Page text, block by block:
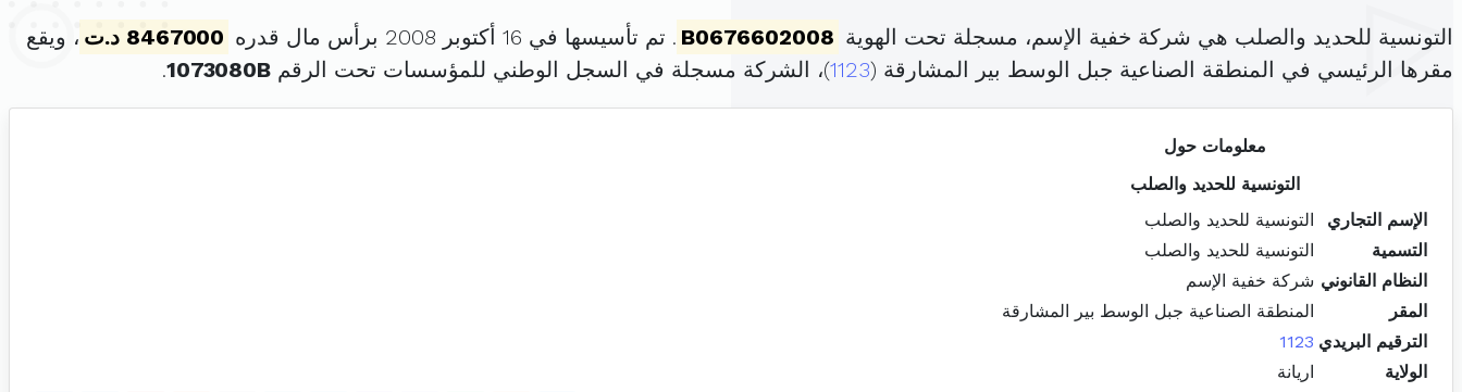
التونسية للحديد والصلب هي شركة خفية الإسم، مسجلة تحت الهوية B0676602008 . تم تأسيسها في 16 أكتوبر 2008 برأس مال قدره 8467000 د.ت
، ويقع
مقرها الرئيسي في المنطقة الصناعية جبل الوسط بير المشارقة (1123)، الشركة مسجلة في السجل الوطني للمؤسسات تحت الرقم 1073080B
.
معلومات حول
التونسية للحديد والصلب
الإسم التجاري
التونسية للحديد والصلب
التسمية
التونسية للحديد والصلب
النظام القانوني شركة خفية الإسم
المقر
المنطقة الصناعية جبل الوسط بير المشارقة
الترقيم البريدي 1123
الولاية
اريانة